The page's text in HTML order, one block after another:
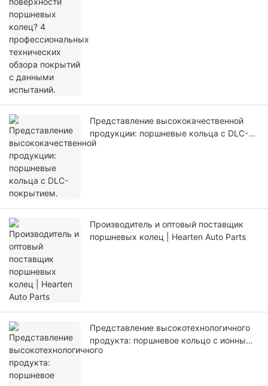
Представление высококачественной
продукции: поршневые кольца с DLC-
покрытием.
Производитель и оптовый поставщик
поршневых колец | Hearten Auto Parts
Представление высокотехнологичного
продукта: поршневое кольцо с ионным
PVD-покрытием.